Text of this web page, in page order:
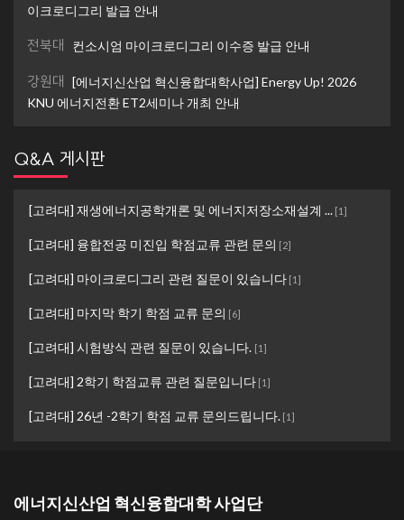
이크로디그리 발급 안내
전북대 컨소시엄 마이크로디그리 이수증 발급 안내
강원대 [에너지신산업 혁신융합대학사업] Energy Up! 2026
KNU 에너지전환 ET2세미나 개최 안내
Q&A 게시판
[고려대] 재생에너지공학개론 및 에너지저장소재설계 ... [1]
[고려대] 융합전공 미진입 학점교류 관련 문의 [2]
[고려대] 마이크로디그리 관련 질문이 있습니다 [1]
[고려대] 마지막 학기 학점 교류 문의 [6]
[고려대] 시험방식 관련 질문이 있습니다. [1]
[고려대] 2학기 학점교류 관련 질문입니다 [1]
[고려대] 26년 -2학기 학점 교류 문의드립니다. [1]
에너지신산업 혁신융합대학 사업단